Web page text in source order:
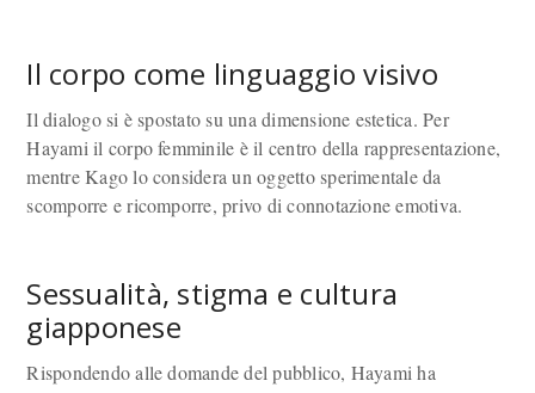
Il corpo come linguaggio visivo
Il dialogo si è spostato su una dimensione estetica. Per
Hayami il corpo femminile è il centro della rappresentazione,
mentre Kago lo considera un oggetto sperimentale da
scomporre e ricomporre, privo di connotazione emotiva.
Sessualità, stigma e cultura
giapponese
Rispondendo alle domande del pubblico, Hayami ha